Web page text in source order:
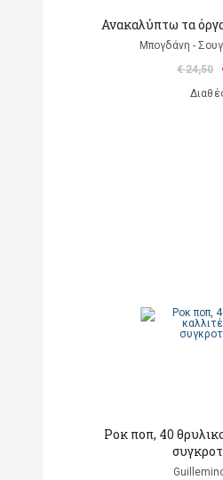
Ανακαλύπτω τα
Μπογδάνη -
€ 24,50
Ροκ ποπ, 40